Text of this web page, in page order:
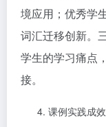
境应用；优秀学
词汇迁移创新。
学生的学习痛点
接。
课例实践成效